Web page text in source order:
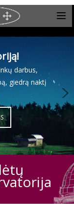
darbus,
giedrą naktį